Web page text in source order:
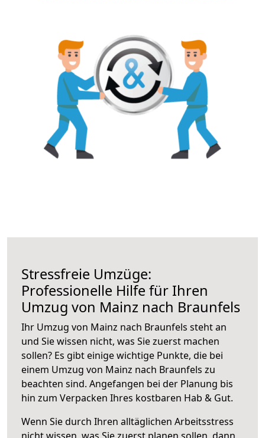
Stressfreie Umzüge:
Professionelle Hilfe für Ihren
Umzug von Mainz nach Braunfels
Ihr Umzug von Mainz nach Braunfels steht an
und Sie wissen nicht, was Sie zuerst machen
sollen? Es gibt einige wichtige Punkte, die bei
einem Umzug von Mainz nach Braunfels zu
beachten sind. Angefangen bei der Planung bis
hin zum Verpacken Ihres kostbaren Hab & Gut.
Wenn Sie durch Ihren alltäglichen Arbeitsstress